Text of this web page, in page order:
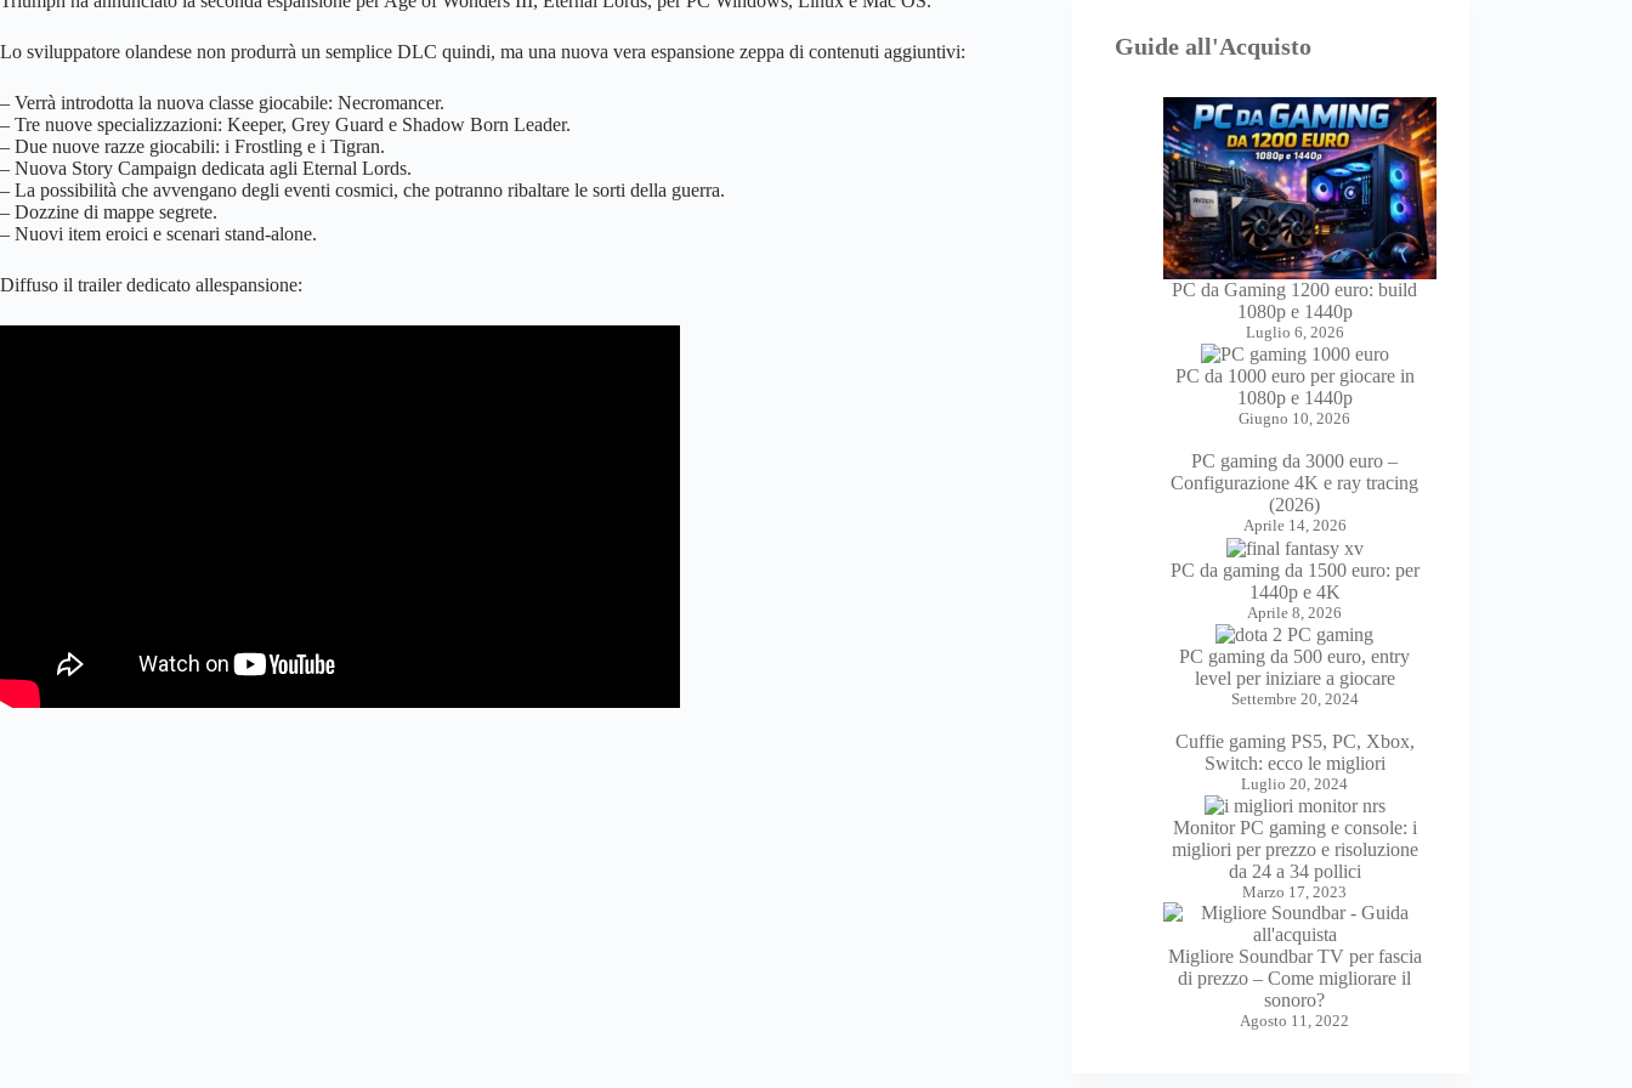
Lo sviluppatore olandese non produrrà un semplice DLC quindi, ma una nuova vera espansione zeppa di contenuti aggiuntivi:
– Verrà introdotta la nuova classe giocabile: Necromancer.
– Tre nuove specializzazioni: Keeper, Grey Guard e Shadow Born Leader.
– Due nuove razze giocabili: i Frostling e i Tigran.
– Nuova Story Campaign dedicata agli Eternal Lords.
– La possibilità che avvengano degli eventi cosmici, che potranno ribaltare le sorti della guerra.
– Dozzine di mappe segrete.
– Nuovi item eroici e scenari stand-alone.
Diffuso il trailer dedicato allespansione:
Guide all'Acquisto
PC da Gaming 1200 euro: build
1080p e 1440p
Luglio 6, 2026
PC da 1000 euro per giocare in
1080p e 1440p
Giugno 10, 2026
PC gaming da 3000 euro –
Configurazione 4K e ray tracing
(2026)
Aprile 14, 2026
PC da gaming da 1500 euro: per
1440p e 4K
Aprile 8, 2026
PC gaming da 500 euro, entry
level per iniziare a giocare
Settembre 20, 2024
Cuffie gaming PS5, PC, Xbox,
Switch: ecco le migliori
Luglio 20, 2024
Monitor PC gaming e console: i
migliori per prezzo e risoluzione
da 24 a 34 pollici
Marzo 17, 2023
Migliore Soundbar TV per fascia
di prezzo – Come migliorare il
sonoro?
Agosto 11, 2022